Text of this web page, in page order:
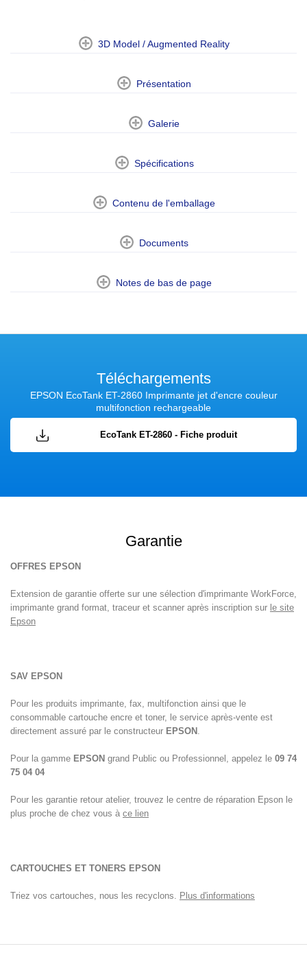
3D Model / Augmented Reality
Présentation
Galerie
Spécifications
Contenu de l'emballage
Documents
Notes de bas de page
Téléchargements
EPSON EcoTank ET-2860 Imprimante jet d'encre couleur
multifonction rechargeable
EcoTank ET-2860 - Fiche produit
Garantie
OFFRES EPSON
Extension de garantie offerte sur une sélection d'imprimante WorkForce,
imprimante grand format, traceur et scanner après inscription sur le site
Epson
SAV EPSON
Pour les produits imprimante, fax, multifonction ainsi que le
consommable cartouche encre et toner, le service après-vente est
directement assuré par le constructeur EPSON .
Pour la gamme EPSON grand Public ou Professionnel, appelez le 09 74
75 04 04
Pour les garantie retour atelier, trouvez le centre de réparation Epson le
plus proche de chez vous à ce lien
CARTOUCHES ET TONERS EPSON
Triez vos cartouches, nous les recyclons. Plus d'informations